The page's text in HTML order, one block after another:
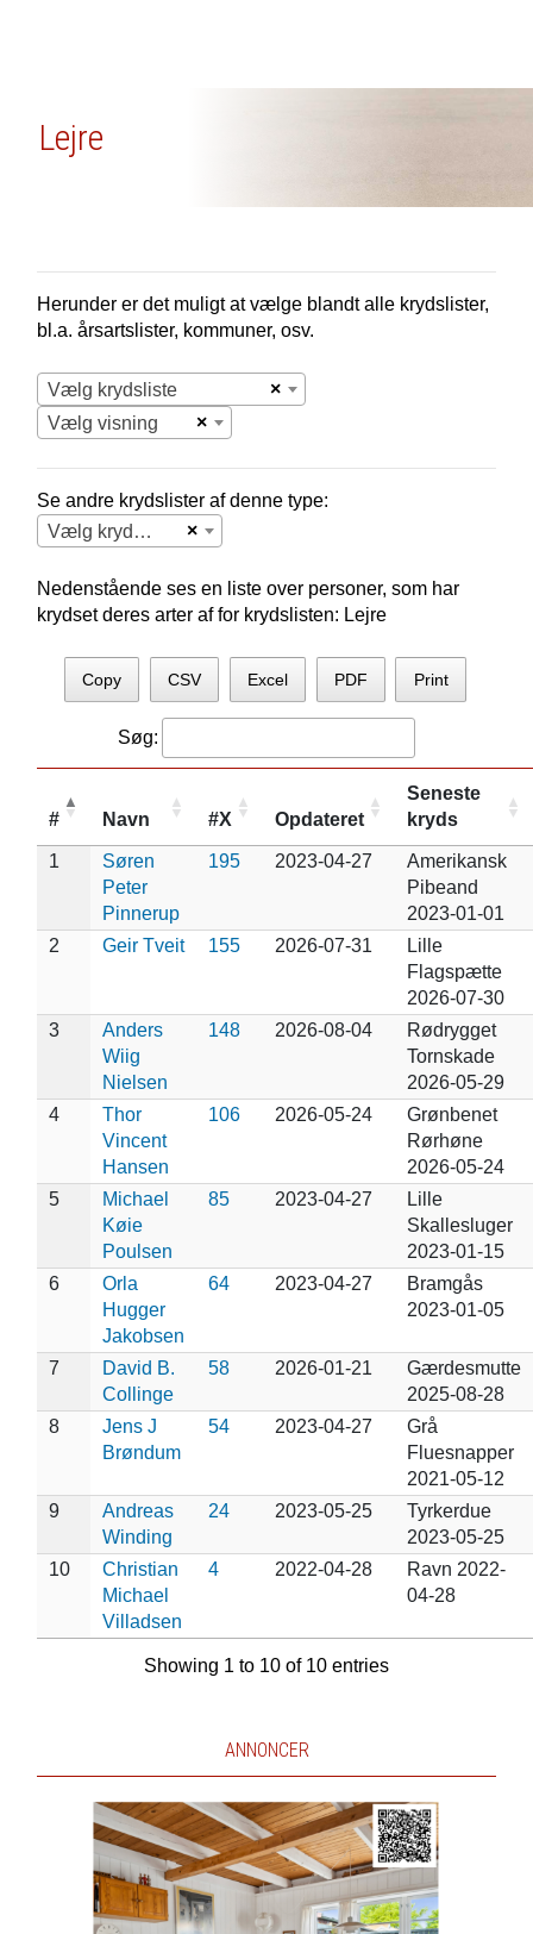
Lejre
Herunder er det muligt at vælge blandt alle krydslister,
bl.a. årsartslister, kommuner, osv.
×
Vælg krydsliste
×
Vælg visning
Se andre krydslister af denne type:
×
Vælg krydsliste
Nedenstående ses en liste over personer, som har
krydset deres arter af for krydslisten: Lejre
Copy CSV Excel PDF Print
Søg:
# Navn #X Opdateret
Seneste
kryds
1
Søren
Peter
Pinnerup
195 2023-04-27
Amerikansk
Pibeand
2023-01-01
2
Geir Tveit 155 2026-07-31
Lille
Flagspætte
2026-07-30
3
Anders
Wiig
Nielsen
148 2026-08-04
Rødrygget
Tornskade
2026-05-29
4
Thor
Vincent
Hansen
106 2026-05-24
Grønbenet
Rørhøne
2026-05-24
5
Michael
Køie
Poulsen
85 2023-04-27
Lille
Skallesluger
2023-01-15
6
Orla
Hugger
Jakobsen
64 2023-04-27
Bramgås
2023-01-05
7
David B.
Collinge
58 2026-01-21
Gærdesmutte
2025-08-28
8
Jens J
Brøndum
54 2023-04-27
Grå
Fluesnapper
2021-05-12
9
Andreas
Winding
24 2023-05-25
Tyrkerdue
2023-05-25
10
Christian
Michael
Villadsen
4 2022-04-28
Ravn 2022-
04-28
Showing 1 to 10 of 10 entries
ANNONCER